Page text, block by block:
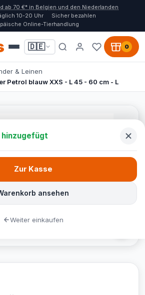
ab 70 €* in Belgien und den Niederlanden
10-20 Uhr
Sicher bezahlen
Online-Tierhandlung
🇩🇪 0
& Leinen
Petrol blauw XXS - L 45 - 60 cm - L
hinzugefügt
ansehen
Zur Kasse
Weiter einkaufen